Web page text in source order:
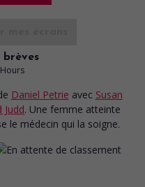
brèves
Daniel Petrie avec Susan
Judd. Une femme atteinte
le médecin qui la soigne.